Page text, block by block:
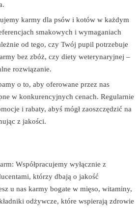
karmy dla psów i kotów w każdym
smakowych i wymaganiach
od tego, czy Twój pupil potrzebuje
bez zbóż, czy diety weterynaryjnej –
rozwiązanie.
o to, aby oferowane przez nas
w konkurencyjnych cenach. Regularnie
i rabaty, abyś mógł zaoszczędzić na
z jakości.
Współpracujemy wyłącznie z
którzy dbają o jakość
u nas karmy bogate w mięso, witaminy,
odżywcze, które wspierają zdrowie